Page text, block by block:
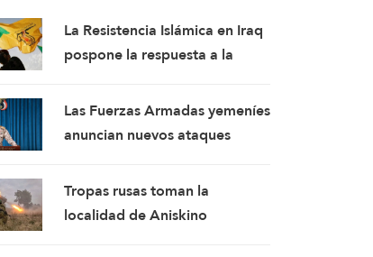
La Resistencia Islámica en Iraq
pospone la respuesta a la
mártires fortalecen nuestra
firmeza
Las Fuerzas Armadas yemeníes
anuncian nuevos ataques
pro-saudí y reafirman sus
fórmulas de asedio por asedio
Tropas rusas toman la
localidad de Aniskino